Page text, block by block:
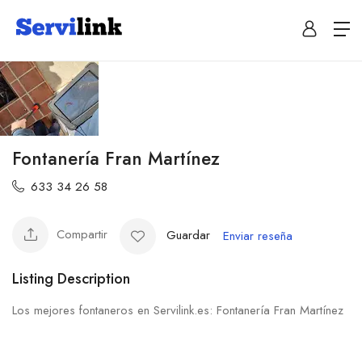
Fontanería Fran Martínez
633 34 26 58
Compartir Guardar Enviar reseña
Listing Description
Los mejores fontaneros en Servilink.es: Fontanería Fran Martínez